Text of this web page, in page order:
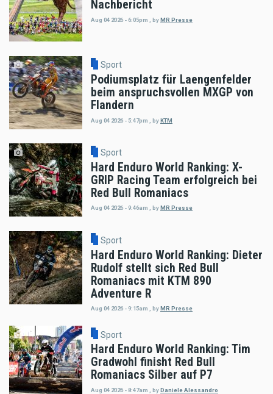
Nachbericht
Aug 04 2026 - 6:05pm byMR Presse
Sport
Podiumsplatz für Laengenfelder
beim anspruchsvollen MXGP von
Flandern
Aug 04 2026 - 5:47pm byKTM
Sport
Hard Enduro World Ranking: X-
GRIP Racing Team erfolgreich bei
Red Bull Romaniacs
Aug 04 2026 - 9:46am , byMR Presse
Sport
Hard Enduro World Ranking: Dieter
Rudolf stellt sich Red Bull
Romaniacs mit KTM 890
Adventure R
Aug 04 2026 - 9:15am byMR Presse
Sport
Hard Enduro World Ranking: Tim
Gradwohl finisht Red Bull
Romaniacs Silber auf P7
Aug 04 2026 - 8:47am byDaniele Alessandro